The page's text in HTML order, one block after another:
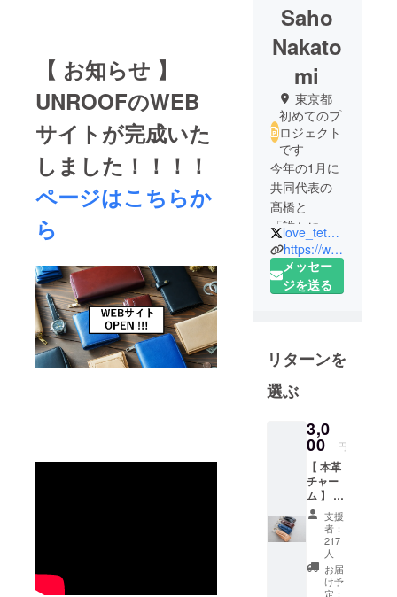
【 お知らせ 】
UNROOFのWEB
サイトが完成いた
しました！！！！
ページはこちらか
ら
Saho
Nakato
mi
東京都
初めてのプ
ロジェクト
です
今年の1月に
共同代表の
髙橋と
「誰かに作
られた枠
（天井）に
とらわれな
という想い
から
UNROOF株
式会社を立
ち上げまし
革の仕入れ
からデザイ
ン、
製造、販売
まで自社で
love_tetsuko
https://www.facebook.com/UNROOF-2792889610782443/?notif_id=1559040993765701&notif_t=page_admin
メッセー
ジを送る
リターンを
選ぶ
3,0
00 円
【 本革
チャー
ム 】 ※
送料+税
込の価
格とな
りま
す。 ※
本製品
支援
者：
217
人
お届
け予
定：